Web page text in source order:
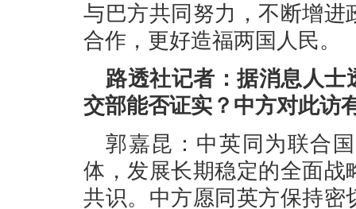
与巴方共同努力，不断增
合作，更好造福两国人民。
路透社记者：据消息人
交部能否证实？中方对此访
郭嘉昆：中英同为联合
体，发展长期稳定的全面
共识。中方愿同英方保持